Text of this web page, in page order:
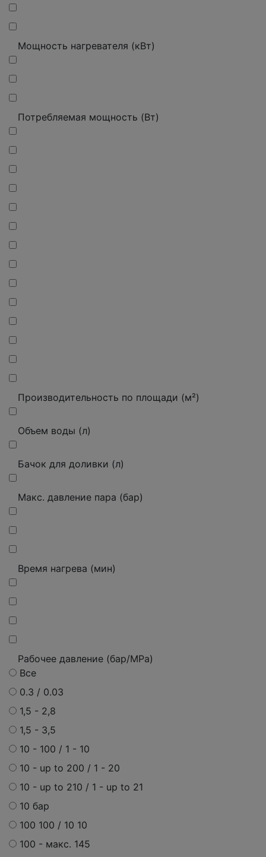
Мощность нагревателя (кВт)
Потребляемая мощность (Вт)
Производительность по площади (м²)
Объем воды (л)
Бачок для доливки (л)
Макс. давление пара (бар)
Время нагрева (мин)
Рабочее давление (бар/MPa)
Все
0.3 / 0.03
1,5 - 2,8
1,5 - 3,5
10 - 100 / 1 - 10
10 - up to 200 / 1 - 20
10 - up to 210 / 1 - up to 21
10 бар
100 100 / 10 10
100 - макс. 145